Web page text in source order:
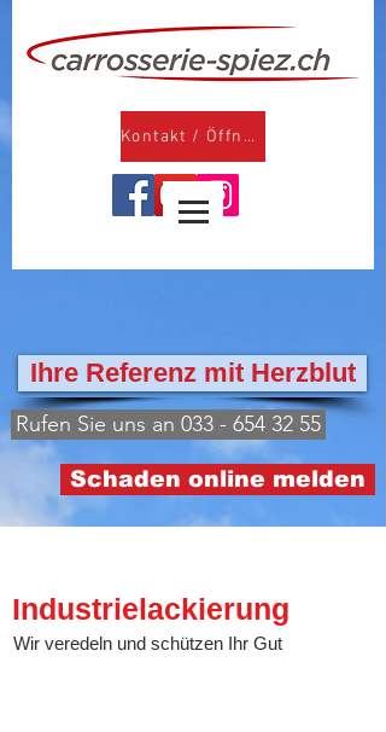
Kontakt / Öffnungszeiten
Ihre Referenz mit Herzblut
Rufen Sie uns an 033 - 654 32 55
Schaden online melden
Industrielackierung
Wir veredeln und schützen Ihr Gut